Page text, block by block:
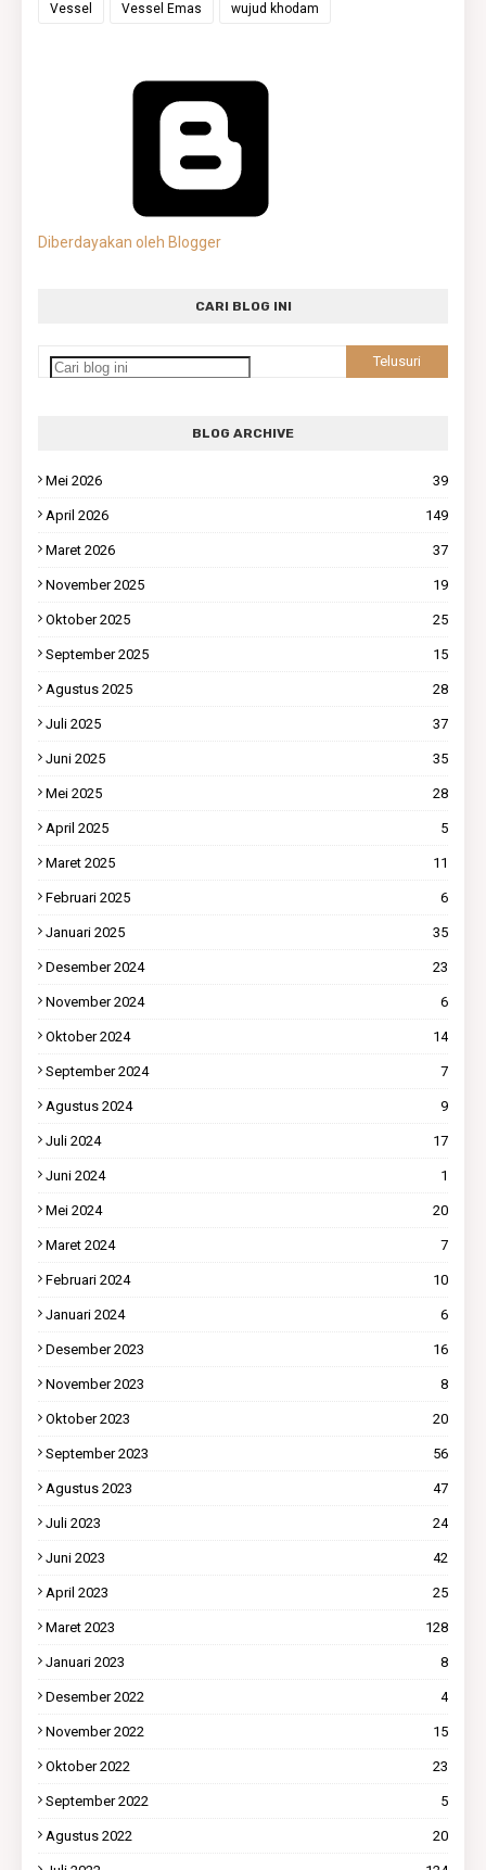
Vessel Vessel Emas wujud khodam
Diberdayakan oleh Blogger
CARI BLOG INI
BLOG ARCHIVE
Mei 2026 39
April 2026 149
Maret 2026 37
November 2025 19
Oktober 2025 25
September 2025 15
Agustus 2025 28
Juli 2025 37
Juni 2025 35
Mei 2025 28
April 2025 5
Maret 2025 11
Februari 2025 6
Januari 2025 35
Desember 2024 23
November 2024 6
Oktober 2024 14
September 2024 7
Agustus 2024 9
Juli 2024 17
Juni 2024 1
Mei 2024 20
Maret 2024 7
Februari 2024 10
Januari 2024 6
Desember 2023 16
November 2023 8
Oktober 2023 20
September 2023 56
Agustus 2023 47
Juli 2023 24
Juni 2023 42
April 2023 25
Maret 2023 128
Januari 2023 8
Desember 2022 4
November 2022 15
Oktober 2022 23
September 2022 5
Agustus 2022 20